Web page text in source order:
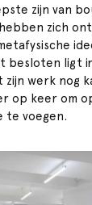
zijn van
zich
besloten ligt
werk nog
op keer om
te voegen.